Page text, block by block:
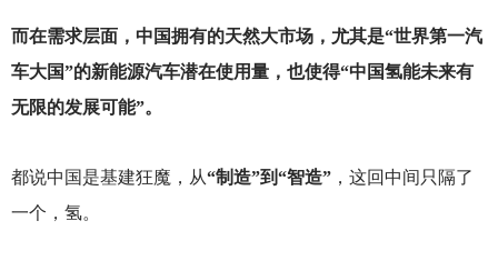
而在需求层面，中国拥有的天然大市场，尤其是“世界第一汽
车大国”的新能源汽车潜在使用量，也使得“中国氢能未来有
无限的发展可能”。
都说中国是基建狂魔，从“制造”到“智造”，这回中间只隔了
一个，氢。